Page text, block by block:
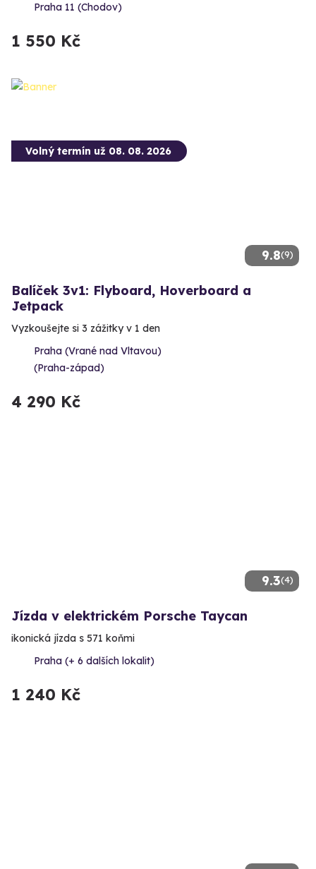
Praha 11 (Chodov)
1 550 Kč
9.8(9)
Volný termín už 08. 08. 2026
Balíček 3v1: Flyboard, Hoverboard a
Jetpack
Vyzkoušejte si 3 zážitky v 1 den
Praha (Vrané nad Vltavou)
(Praha-západ)
4 290 Kč
9.3(4)
Jízda v elektrickém Porsche Taycan
ikonická jízda s 571 koňmi
Praha (+ 6 dalších lokalit)
1 240 Kč